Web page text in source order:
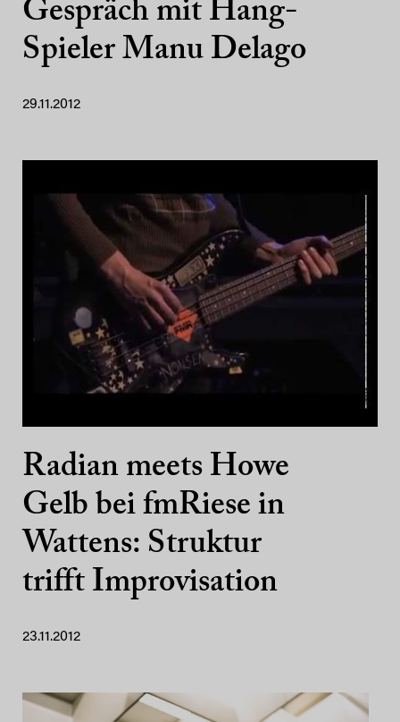
Gespräch mit Hang-
Spieler Manu Delago
29.11.2012
Radian meets Howe
Gelb bei fmRiese in
Wattens: Struktur
trifft Improvisation
23.11.2012